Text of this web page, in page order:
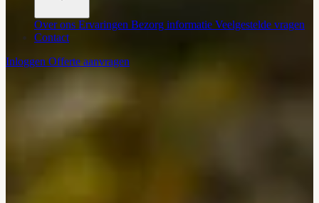
Over ons Ervaringen Bezorg informatie Veelgestelde vragen
Contact
Inloggen Offerte aanvragen